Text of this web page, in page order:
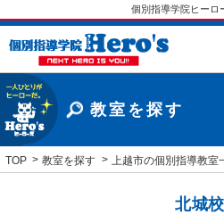
個別指導学院ヒーロ
教室を探す
TOP 教室を探す 上越市の個別指導教室
北城校